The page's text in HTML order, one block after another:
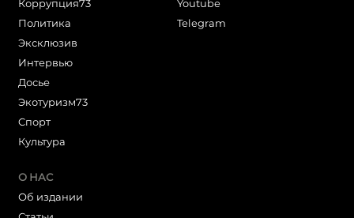
Коррупция73
Политика
Эксклюзив
Интервью
Досье
Экотуризм73
Cпорт
Культура
Youtube
Telegram
О НАС
Об издании